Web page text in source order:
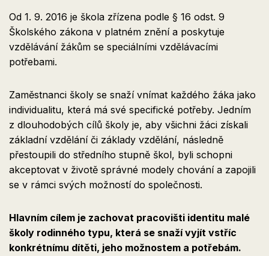
Od 1. 9. 2016 je škola zřízena podle § 16 odst. 9
Školského zákona v platném znění a poskytuje
vzdělávání žákům se speciálními vzdělávacími
potřebami.
Zaměstnanci školy se snaží vnímat každého žáka jako
individualitu, která má své specifické potřeby. Jedním
z dlouhodobých cílů školy je, aby všichni žáci získali
základní vzdělání či základy vzdělání, následně
přestoupili do středního stupně škol, byli schopni
akceptovat v životě správné modely chování a zapojili
se v rámci svých možností do společnosti.
Hlavním cílem je zachovat pracovišti identitu malé
školy rodinného typu, která se snaží vyjít vstříc
konkrétnímu dítěti, jeho možnostem a potřebám.